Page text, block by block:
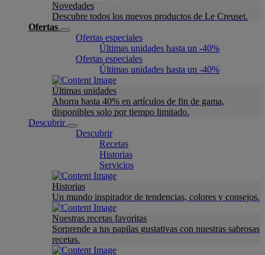
Novedades
Descubre todos los nuevos productos de Le Creuset.
Ofertas
Ofertas especiales
Últimas unidades hasta un -40%
Ofertas especiales
Últimas unidades hasta un -40%
Últimas unidades
Ahorra hasta 40% en artículos de fin de gama,
disponibles solo por tiempo limitado.
Descubrir
Descubrir
Recetas
Historias
Servicios
Historias
Un mundo inspirador de tendencias, colores y consejos.
Nuestras recetas favoritas
Sorprende a tus papilas gustativas con nuestras sabrosas
recetas.